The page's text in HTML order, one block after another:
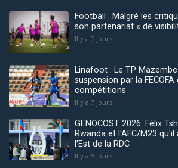
Football : Malgré les
son partenariat « de
Il y a 7 jours
Linafoot : Le TP
suspension par la
compétitions
Il y a 7 jours
GENOCOST 2026: Félix
Rwanda et l'AFC/M23
l'Est de la RDC
Il y a 5 jours